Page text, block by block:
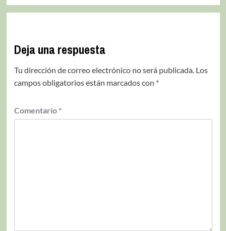
Deja una respuesta
Tu dirección de correo electrónico no será publicada. Los
campos obligatorios están marcados con *
Comentario *